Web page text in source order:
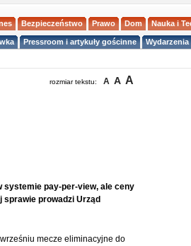
Bezpieczeństwo Prawo Dom Nauka i
Pressroom i artykuły gościnne
rozmiar tekstu: A A A
systemie pay-per-view, ale ceny
sprawie prowadzi Urząd
mecze eliminacyjne do